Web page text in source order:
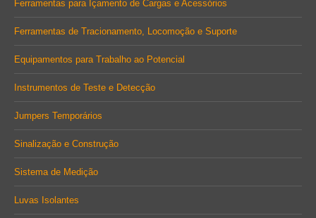
Ferramentas para Içamento de Cargas e Acessórios
Ferramentas de Tracionamento, Locomoção e Suporte
Equipamentos para Trabalho ao Potencial
Instrumentos de Teste e Detecção
Jumpers Temporários
Sinalização e Construção
Sistema de Medição
Luvas Isolantes